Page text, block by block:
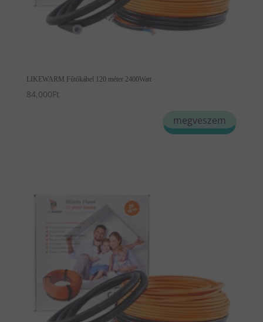
LIKEWARM Fűtőkábel 120 méter 2400Watt
84,000Ft
megveszem